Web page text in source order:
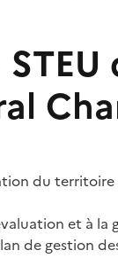
du
et à la
de gestion